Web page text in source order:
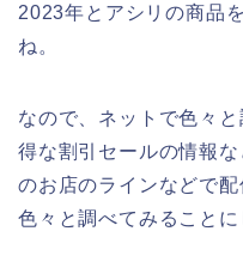
2023年とアシリの商品
ね。
なので、ネットで色々
得な割引セールの情報
のお店のラインなどで
色々と調べてみることに